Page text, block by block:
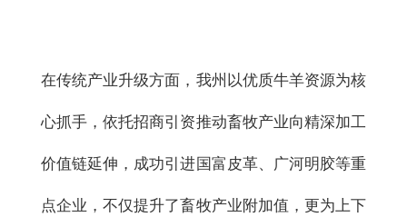
在传统产业升级方面，我州以优质牛羊资源为核
心抓手，依托招商引资推动畜牧产业向精深加工
价值链延伸，成功引进国富皮革、广河明胶等重
点企业，不仅提升了畜牧产业附加值，更为上下